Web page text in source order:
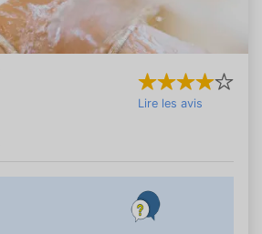
Lire les avis